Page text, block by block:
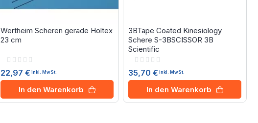
Wertheim Scheren gerade Holtex
23 cm
Rating:
22,97 € inkl. MwSt.
In den Warenkorb
3BTape Coated Kinesiology
Schere S-3BSCISSOR 3B
Scientific
Rating:
35,70 € inkl. MwSt.
In den Warenkorb